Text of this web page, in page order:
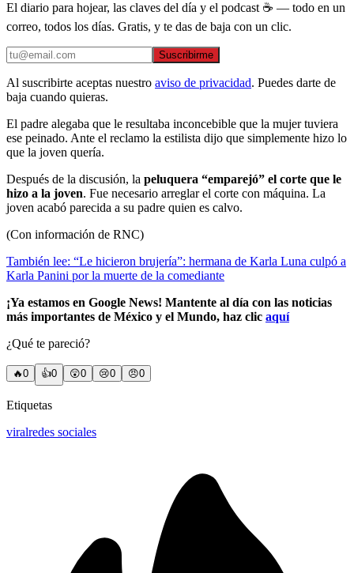
El diario para hojear, las claves del día y el podcast ☕ — todo en un
correo, todos los días. Gratis, y te das de baja con un clic.
Suscribirme
Al suscribirte aceptas nuestro aviso de privacidad. Puedes darte de
baja cuando quieras.
El padre alegaba que le resultaba inconcebible que la mujer tuviera
ese peinado. Ante el reclamo la estilista dijo que simplemente hizo lo
que la joven quería.
Después de la discusión, la peluquera “emparejó” el corte que le
hizo a la joven. Fue necesario arreglar el corte con máquina. La
joven acabó parecida a su padre quien es calvo.
(Con información de RNC)
También lee: “Le hicieron brujería”: hermana de Karla Luna culpó a
Karla Panini por la muerte de la comediante
¡Ya estamos en Google News! Mantente al día con las noticias
más importantes de México y el Mundo, haz clic aquí
¿Qué te pareció?
🔥0 👍0 😲0 😢0 😠0
Etiquetas
viralredes sociales